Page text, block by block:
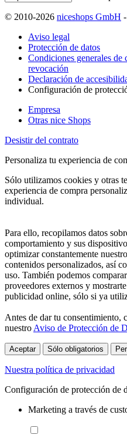
© 2010-2026 niceshops GmbH
Aviso legal
Protección de datos
Condiciones generales
revocación
Declaración de
Configuración de
Empresa
Otras nice Shops
Desistir del contrato
Personaliza tu experiencia de
Sólo utilizamos cookies y otras
experiencia de compra
individual.
Para ello, recopilamos datos
comportamiento y sus
optimizar constantemente
contenidos personalizados, así
uso. También podemos
proveedores externos y
publicidad online, sólo si ya
Antes de dar tu consentimiento,
nuestro Aviso de Protección de
Aceptar Sólo obligatorios
Nuestra política de privacidad
Configuración de protección de
Marketing a través de